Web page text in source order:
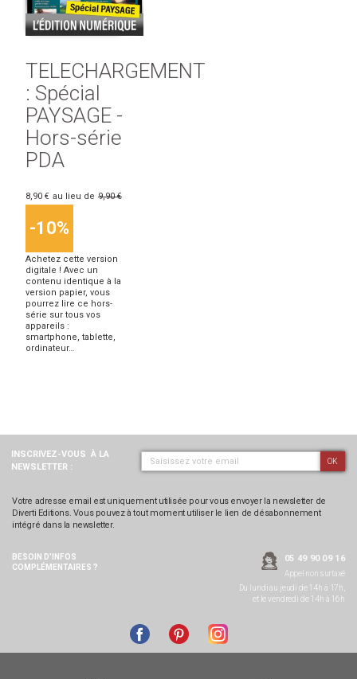
TELECHARGEMENT
: Spécial
PAYSAGE -
Hors-série
PDA
8,90 € au lieu de 9,90 €
-10%
Achetez cette version
digitale ! Avec un
contenu identique à la
version papier, vous
pourrez lire ce hors-
série sur tous vos
appareils :
smartphone, tablette,
ordinateur…
INSCRIVEZ-VOUS À LA
NEWSLETTER :
OK
Votre adresse email est uniquement utilisée pour vous envoyer la newsletter de
Diverti Editions. Vous pouvez à tout moment utiliser le lien de désabonnement
intégré dans la newsletter.
BESOIN D’INFOS
COMPLÉMENTAIRES ?
05 49 90 09 16
Appel non surtaxé
Du lundi au jeudi de 14h à 17h,
et le vendredi de 14h à 16h